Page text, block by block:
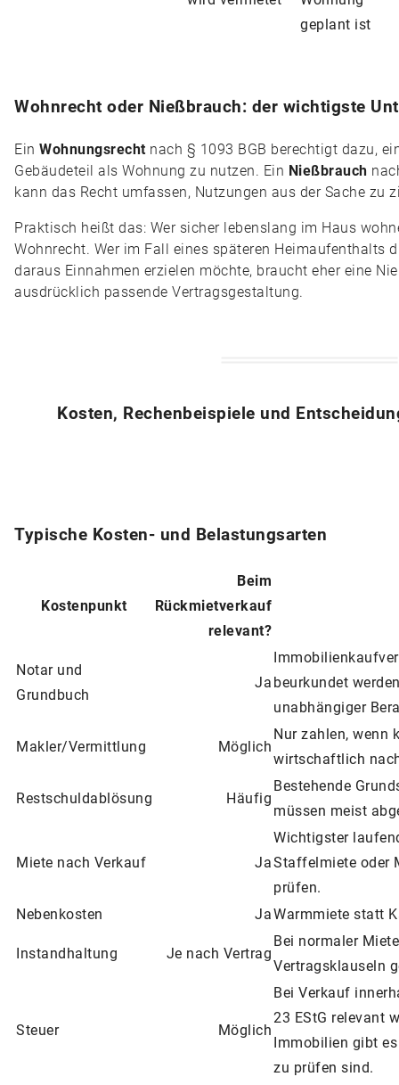
geplant ist
Wohnrecht oder Nießbrauch: der wichtigste
Ein Wohnungsrecht nach § 1093 BGB berechtigt dazu,
Gebäudeteil als Wohnung zu nutzen. Ein Nießbrauch
kann das Recht umfassen, Nutzungen aus der Sache zu
Praktisch heißt das: Wer sicher lebenslang im Haus
Wohnrecht. Wer im Fall eines späteren Heimaufenthalts
daraus Einnahmen erzielen möchte, braucht eher eine
ausdrücklich passende Vertragsgestaltung.
Kosten, Rechenbeispiele und
Typische Kosten- und Belastungsarten
Kostenpunkt
Beim
Rückmietverkauf
relevant?
Notar und
Grundbuch
Ja beurkundet
unabhängiger
Makler/Vermittlung Möglich
Nur zahlen, wenn
wirtschaftlich
Restschuldablösung Häufig
Bestehende
müssen meist
Miete nach Verkauf Ja
Wichtigster
Staffelmiete oder
prüfen.
Nebenkosten
JaWarmmiete statt
Instandhaltung Je nach Vertrag
Bei normaler
Vertragsklauseln
Steuer Möglich
Bei Verkauf
23 EStG relevant
Immobilien gibt
zu prüfen sind.